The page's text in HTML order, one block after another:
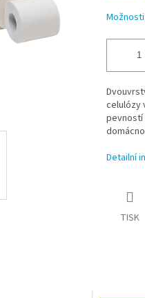
celulózy
pevností
Detailní
TISK